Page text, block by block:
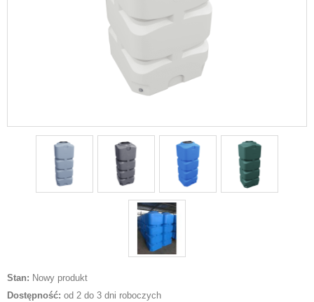
Stan: Nowy produkt
Dostępność: od 2 do 3 dni roboczych